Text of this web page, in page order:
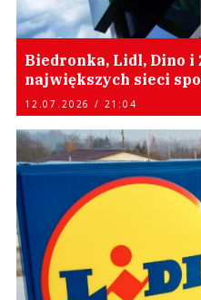
Biedronka, Lidl, Dino i
największych sieci
12.07.2026 / 21:04